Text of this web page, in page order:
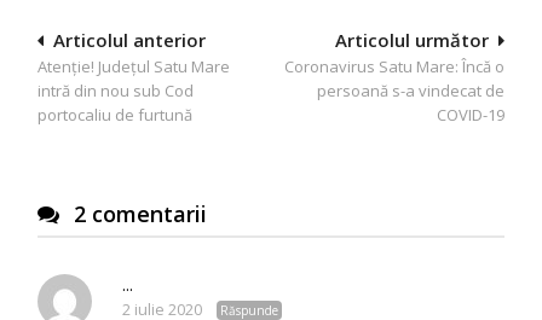
Navigare
în
articole
Articolul următor
Coronavirus Satu Mare: Încă o
persoană s-a vindecat de
COVID-19
Articolul anterior
Atenție! Județul Satu Mare
intră din nou sub Cod
portocaliu de furtună
2 comentarii
...
2 iulie 2020 Răspunde